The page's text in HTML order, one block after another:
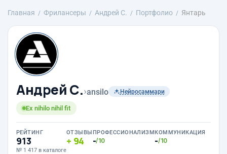
Главная Фрилансеры Андрей С. Портфолио Янтарь
Андрей С.›ansilo Нейросаммари
Ex nihilo nihil fit
РЕЙТИНГ
913
№ 1 417 в каталоге
ОТЗЫВЫ
94
ПРОФЕССИОНАЛИЗМ
-/10
КОММУНИКАЦИЯ
-/10